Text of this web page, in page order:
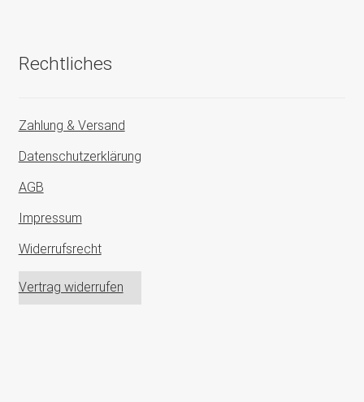
Rechtliches
Zahlung & Versand
Datenschutzerklärung
AGB
Impressum
Widerrufsrecht
Vertrag widerrufen